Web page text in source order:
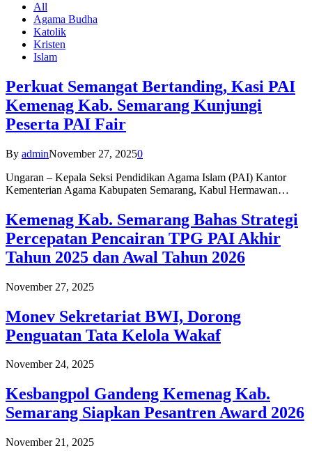
All
Agama Budha
Katolik
Kristen
Islam
Perkuat Semangat Bertanding, Kasi PAI
Kemenag Kab. Semarang Kunjungi
Peserta PAI Fair
By adminNovember 27, 20250
Ungaran – Kepala Seksi Pendidikan Agama Islam (PAI) Kantor
Kementerian Agama Kabupaten Semarang, Kabul Hermawan…
Kemenag Kab. Semarang Bahas Strategi
Percepatan Pencairan TPG PAI Akhir
Tahun 2025 dan Awal Tahun 2026
November 27, 2025
Monev Sekretariat BWI, Dorong
Penguatan Tata Kelola Wakaf
November 24, 2025
Kesbangpol Gandeng Kemenag Kab.
Semarang Siapkan Pesantren Award 2026
November 21, 2025